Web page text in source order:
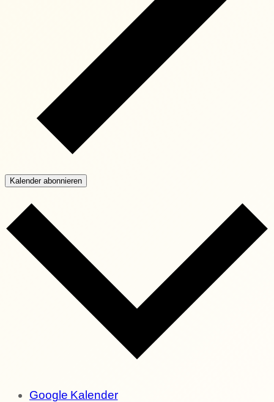
Kalender abonnieren
Google Kalender